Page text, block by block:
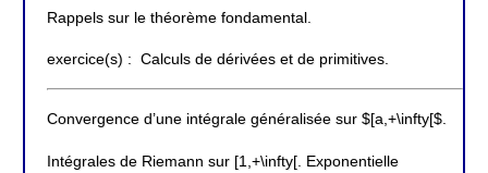
Rappels sur le théorème fondamental.
exercice(s) : Calculs de dérivées et de primitives.
Convergence d’une intégrale généralisée sur $[a,+\infty[$.
Intégrales de Riemann sur [1,+\infty[. Exponentielle